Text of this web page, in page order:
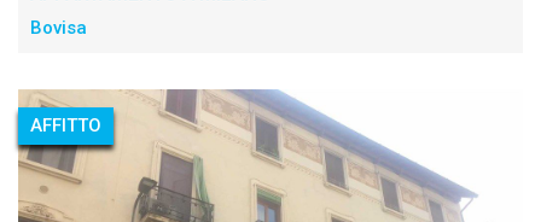
Bovisa
AFFITTO